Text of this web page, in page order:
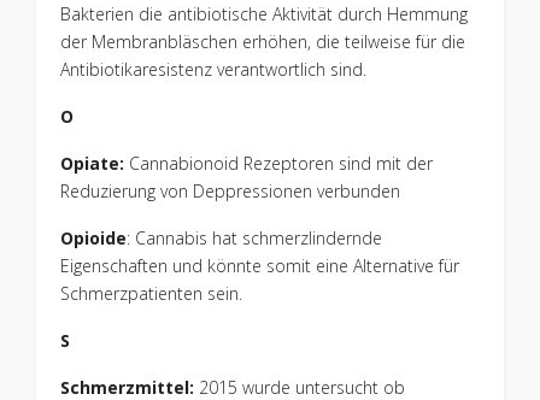
Bakterien die antibiotische Aktivität durch Hemmung
der Membranbläschen erhöhen, die teilweise für die
Antibiotikaresistenz verantwortlich sind.
O
Opiate: Cannabionoid Rezeptoren sind mit der
Reduzierung von Deppressionen verbunden
Opioide: Cannabis hat schmerzlindernde
Eigenschaften und könnte somit eine Alternative für
Schmerzpatienten sein.
S
Schmerzmittel: 2015 wurde untersucht ob